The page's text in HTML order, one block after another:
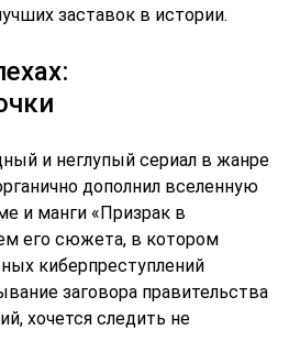
заставок в истории.
и неглупый сериал в жанре
дополнил вселенную
и манги «Призрак в
его сюжета, в котором
киберпреступлений
заговора правительства
хочется следить не